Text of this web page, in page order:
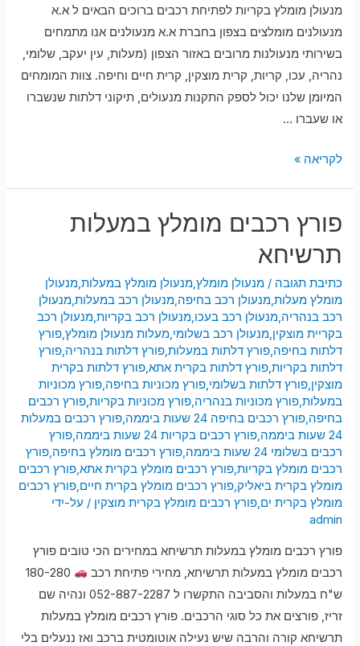
מנעולן מומלץ בקריות לפתיחת רכבים ברוכים הבאים ל א.א
מנעולנים מומלצים בצפון בחברת א.א מנעולנים אנו מתמחים
בשירותי מנעולנות מרובים באזור הצפון (מעלות, עין יעקב, שלומי,
נהריה, עכו, קריות, קרית מוצקין, קרית חיים וחיפה. צוות המומחים
המיומן שלנו יכול לספק התקנות מנעולים, תיקוני דלתות שנשברו
או שעברו …
מנעולן
לפתיחת
רכבים
לקריאה »
פורץ רכבים מומלץ במעלות
תרשיחא
כתיבת תגובה /מנעולן מומלץ,מנעולן מומלץ במעלות,מנעולן
מומלץ מעלות,מנעולן רכב בחיפה,מנעולן רכב במעלות,מנעולן
רכב בנהריה,מנעולן רכב בעכו,מנעולן רכב בקריות,מנעולן רכב
בקריית מוצקין,מנעולן רכב בשלומי,מעלות מנעולן מומלץ,פורץ
דלתות בחיפה,פורץ דלתות במעלות,פורץ דלתות בנהריה,פורץ
דלתות בקריות,פורץ דלתות בקרית אתא,פורץ דלתות בקרית
מוצקין,פורץ דלתות בשלומי,פורץ מכוניות בחיפה,פורץ מכוניות
במעלות,פורץ מכוניות בנהריה,פורץ מכוניות בקריות,פורץ רכבים
בחיפה,פורץ רכבים בחיפה 24 שעות ביממה ,פורץ רכבים במעלות
24 שעות ביממה
,פורץ רכבים בקריות 24 שעות ביממה ,פורץ
רכבים בשלומי 24 שעות ביממה
,פורץ רכבים מומלץ בחיפה,פורץ
רכבים מומלץ בקריות,פורץ רכבים מומלץ בקרית אתא,פורץ רכבים
מומלץ בקרית ביאליק,פורץ רכבים מומלץ בקרית חיים,פורץ רכבים
מומלץ בקרית ים,פורץ רכבים מומלץ בקרית מוצקין / על-ידי
admin
פורץ רכבים מומלץ במעלות תרשיחא במחירים הכי טובים פורץ
רכבים מומלץ במעלות תרשיחא, מחירי פתיחת רכב
180-280
ש"ח במעלות והסביבה התקשרו ל 052-887-2287 ונהיה שם
זריז, פורצים את כל סוגי הרכבים. פורץ רכבים מומלץ במעלות
תרשיחא קורה והרבה שיש נעילה אוטומטית ברכב ואז ננעלים בלי